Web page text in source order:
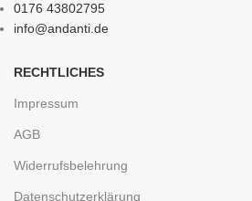
0176 43802795
info@andanti.de
RECHTLICHES
Impressum
AGB
Widerrufsbelehrung
Datenschutzerklärung